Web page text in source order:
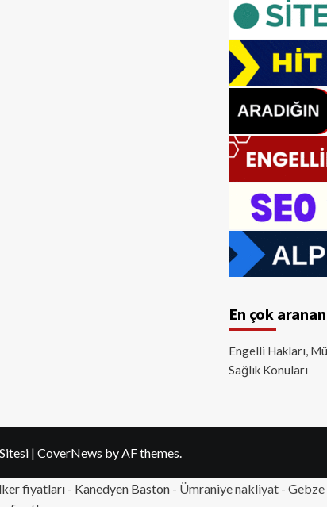
En çok
Engelli Hakları,
Sağlık Konuları
| CoverNews by AF themes.
fiyatları - Kanedyen Baston - Ümraniye nakliyat - Gebze